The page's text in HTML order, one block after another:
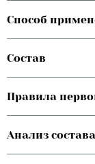
Способ
Состав
Правила
Анализ состава